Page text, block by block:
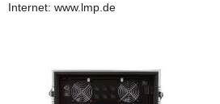
Internet: www.lmp.de